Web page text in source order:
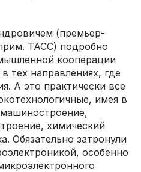
(премьер-
ТАСС) подробно
кооперации
тех направлениях, где
А это практически все
имея в
химический
Обязательно затронули
особенно